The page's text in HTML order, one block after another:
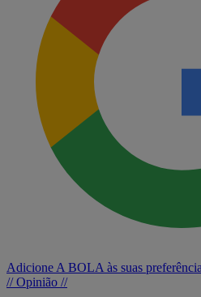
Adicione A BOLA às suas
// Opinião //